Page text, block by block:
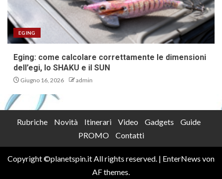
EGING
Eging: come calcolare correttamente le dimensioni
dell’egi, lo SHAKU e il SUN
Giugno 16, 2026 admin
Rubriche Novità Itinerari Video Gadgets
Guide
PROMO
Contatti
Copyright ©planetspin.it All rights reserved. | EnterNews von
AF themes.